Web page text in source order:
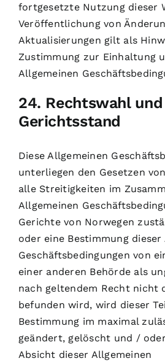
fortgesetzte Nutzung dieser
Veröffentlichung von
Aktualisierungen gilt als
Zustimmung zur Einhaltung
Allgemeinen
24. Rechtswahl und
Gerichtsstand
Diese Allgemeinen
unterliegen den Gesetzen
alle Streitigkeiten im
Allgemeinen
Gerichte von Norwegen
oder eine Bestimmung dieser
Geschäftsbedingungen von
einer anderen Behörde als
nach geltendem Recht nicht
befunden wird, wird dieser
Bestimmung im maximal
geändert, gelöscht und /
Absicht dieser Allgemeinen